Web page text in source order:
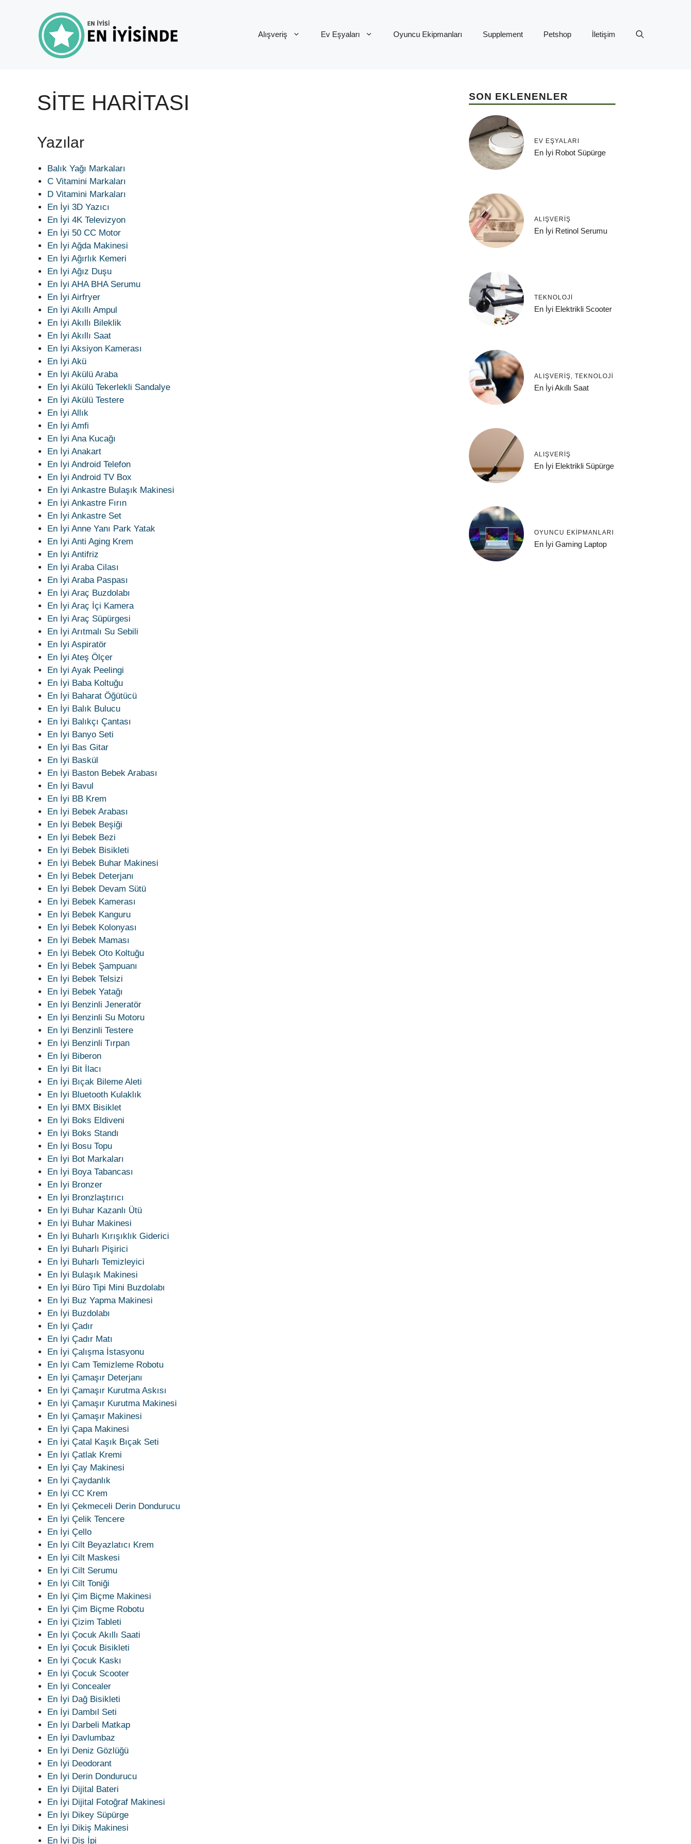
Alışveriş Ev Eşyaları Oyuncu Ekipmanları Supplement Petshop İletişim
SITE HARITASI
Yazılar
Balık Yağı Markaları
C Vitamini Markaları
D Vitamini Markaları
En İyi 3D Yazıcı
En İyi 4K Televizyon
En İyi 50 CC Motor
En İyi Ağda Makinesi
En İyi Ağırlık Kemeri
En İyi Ağız Duşu
En İyi AHA BHA Serumu
En İyi Airfryer
En İyi Akıllı Ampul
En İyi Akıllı Bileklik
En İyi Akıllı Saat
En İyi Aksiyon Kamerası
En İyi Akü
En İyi Akülü Araba
En İyi Akülü Tekerlekli Sandalye
En İyi Akülü Testere
En İyi Allık
En İyi Amfi
En İyi Ana Kucağı
En İyi Anakart
En İyi Android Telefon
En İyi Android TV Box
En İyi Ankastre Bulaşık Makinesi
En İyi Ankastre Fırın
En İyi Ankastre Set
En İyi Anne Yanı Park Yatak
En İyi Anti Aging Krem
En İyi Antifriz
En İyi Araba Cilası
En İyi Araba Paspası
En İyi Araç Buzdolabı
En İyi Araç İçi Kamera
En İyi Araç Süpürgesi
En İyi Arıtmalı Su Sebili
En İyi Aspiratör
En İyi Ateş Ölçer
En İyi Ayak Peelingi
En İyi Baba Koltuğu
En İyi Baharat Öğütücü
En İyi Balık Bulucu
En İyi Balıkçı Çantası
En İyi Banyo Seti
En İyi Bas Gitar
En İyi Baskül
En İyi Baston Bebek Arabası
En İyi Bavul
En İyi BB Krem
En İyi Bebek Arabası
En İyi Bebek Beşiği
En İyi Bebek Bezi
En İyi Bebek Bisikleti
En İyi Bebek Buhar Makinesi
En İyi Bebek Deterjanı
En İyi Bebek Devam Sütü
En İyi Bebek Kamerası
En İyi Bebek Kanguru
En İyi Bebek Kolonyası
En İyi Bebek Maması
En İyi Bebek Oto Koltuğu
En İyi Bebek Şampuanı
En İyi Bebek Telsizi
En İyi Bebek Yatağı
En İyi Benzinli Jeneratör
En İyi Benzinli Su Motoru
En İyi Benzinli Testere
En İyi Benzinli Tırpan
En İyi Biberon
En İyi Bit İlacı
En İyi Bıçak Bileme Aleti
En İyi Bluetooth Kulaklık
En İyi BMX Bisiklet
En İyi Boks Eldiveni
En İyi Boks Standı
En İyi Bosu Topu
En İyi Bot Markaları
En İyi Boya Tabancası
En İyi Bronzer
En İyi Bronzlaştırıcı
En İyi Buhar Kazanlı Ütü
En İyi Buhar Makinesi
En İyi Buharlı Kırışıklık Giderici
En İyi Buharlı Pişirici
En İyi Buharlı Temizleyici
En İyi Bulaşık Makinesi
En İyi Büro Tipi Mini Buzdolabı
En İyi Buz Yapma Makinesi
En İyi Buzdolabı
En İyi Çadır
En İyi Çadır Matı
En İyi Çalışma İstasyonu
En İyi Cam Temizleme Robotu
En İyi Çamaşır Deterjanı
En İyi Çamaşır Kurutma Askısı
En İyi Çamaşır Kurutma Makinesi
En İyi Çamaşır Makinesi
En İyi Çapa Makinesi
En İyi Çatal Kaşık Bıçak Seti
En İyi Çatlak Kremi
En İyi Çay Makinesi
En İyi Çaydanlık
En İyi CC Krem
En İyi Çekmeceli Derin Dondurucu
En İyi Çelik Tencere
En İyi Çello
En İyi Cilt Beyazlatıcı Krem
En İyi Cilt Maskesi
En İyi Cilt Serumu
En İyi Cilt Toniği
En İyi Çim Biçme Makinesi
En İyi Çim Biçme Robotu
En İyi Çizim Tableti
En İyi Çocuk Akıllı Saati
En İyi Çocuk Bisikleti
En İyi Çocuk Kaskı
En İyi Çocuk Scooter
En İyi Concealer
En İyi Dağ Bisikleti
En İyi Dambıl Seti
En İyi Darbeli Matkap
En İyi Davlumbaz
En İyi Deniz Gözlüğü
En İyi Deodorant
En İyi Derin Dondurucu
En İyi Dijital Bateri
En İyi Dijital Fotoğraf Makinesi
En İyi Dikey Süpürge
En İyi Dikiş Makinesi
En İyi Diş İpi
SON EKLENENLER
EV EŞYALARI
En İyi Robot Süpürge
ALIŞVERIŞ
En İyi Retinol Serumu
TEKNOLOJI
En İyi Elektrikli Scooter
ALIŞVERIŞ TEKNOLOJI
En İyi Akıllı Saat
ALIŞVERIŞ
En İyi Elektrikli Süpürge
OYUNCU EKIPMANLARI
En İyi Gaming Laptop